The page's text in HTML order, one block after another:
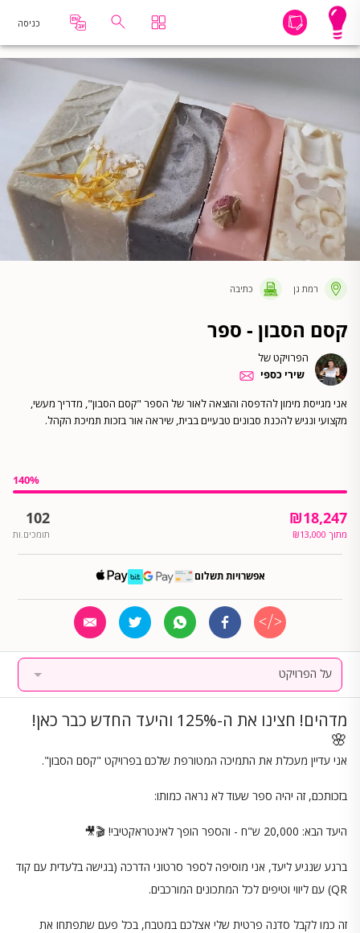
כניסה
רמת גן כתיבה
קסם הסבון - ספר
הפרויקט של
שירי כספי
אני מגייסת מימון להדפסה והוצאה לאור של הספר "קסם הסבון", מדריך מעשי,
מקצועי ונגיש להכנת סבונים טבעיים בבית, שיראה אור בזכות תמיכת הקהל.
140%
₪18,247
מתוך ₪13,000
102
תומכים.ות
אפשרויות תשלום
על הפרויקט
מדהים! חצינו את ה-125% והיעד החדש כבר כאן!
🌸
אני עדיין מעכלת את התמיכה המטורפת שלכם בפרויקט "קסם הסבון".
בזכותכם, זה יהיה ספר שעוד לא נראה כמותו:
היעד הבא: 20,000 ש"ח - והספר הופך לאינטראקטיבי! 🎬🎥
ברגע שנגיע ליעד, אני מוסיפה לספר סרטוני הדרכה (בגישה בלעדית עם קוד
QR) עם ליווי וטיפים לכל המתכונים המורכבים.
זה כמו לקבל סדנה פרטית שלי אצלכם במטבח, בכל פעם שתפתחו את